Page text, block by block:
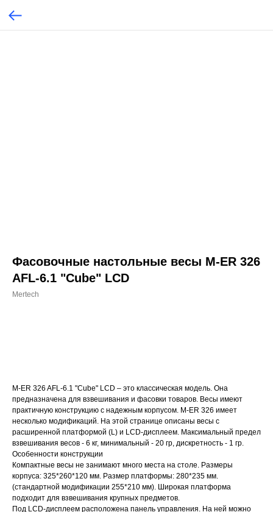
Фасовочные настольные весы M-ER 326
AFL-6.1 "Cube" LCD
Mertech
M-ER 326 AFL-6.1 "Cube" LCD – это классическая модель. Она
предназначена для взвешивания и фасовки товаров. Весы имеют
практичную конструкцию с надежным корпусом. M-ER 326 имеет
несколько модификаций. На этой странице описаны весы с
расширенной платформой (L) и LCD-дисплеем. Максимальный предел
взвешивания весов - 6 кг, минимальный - 20 гр, дискретность - 1 гр.
Особенности конструкции
Компактные весы не занимают много места на столе. Размеры
корпуса: 325*260*120 мм. Размер платформы: 280*235 мм.
(стандартной модификации 255*210 мм). Широкая платформа
подходит для взвешивания крупных предметов.
Под LCD-дисплеем расположена панель управления. На ней можно